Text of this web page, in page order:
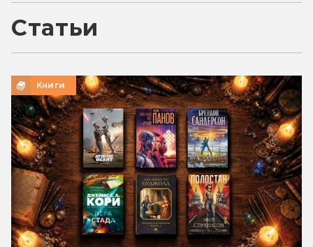
Статьи
Книги